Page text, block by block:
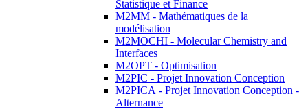
Statistique et Finance
M2MM - Mathématiques de la
modélisation
M2MOCHI - Molecular Chemistry and
Interfaces
M2OPT - Optimisation
M2PIC - Projet Innovation Conception
M2PICA - Projet Innovation Conception -
Alternance